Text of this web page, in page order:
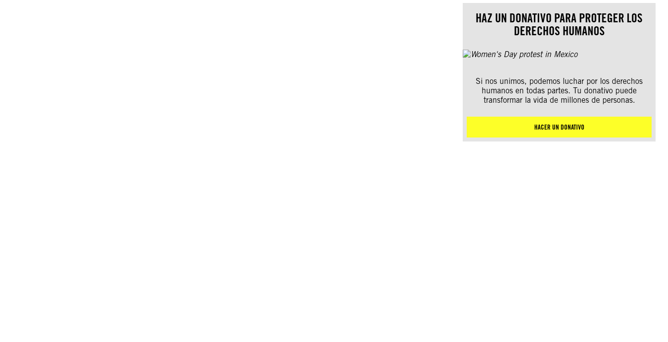
HAZ UN DONATIVO PARA PROTEGER LOS
DERECHOS HUMANOS
Si nos unimos, podemos luchar por los derechos
humanos en todas partes. Tu donativo puede
transformar la vida de millones de personas.
HACER UN DONATIVO